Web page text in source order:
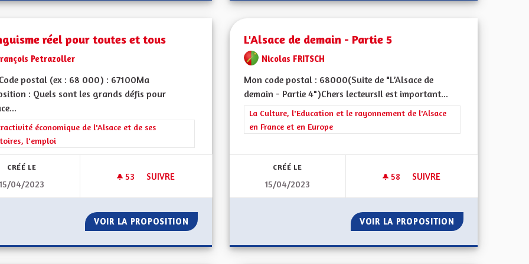
réel pour toutes et tous
Petrazoller
postal (ex : 68 000) : 67100Ma
: Quels sont les grands défis pour
les résultats de la catégorie : L'attractivité économique de l'Alsace et de ses territoires, l'emploi
économique de l'Alsace et de ses
l'emploi
CRÉÉ LE
04/2023
53 53 ABONNÉS
SUIVRE
BILINGUISME RÉEL POUR TOUTES ET TOUS
VOIR LA PROPOSITION BILINGUISME RÉEL POUR TOUTES ET TOUS
L'Alsace de demain - Partie 5
Nicolas FRITSCH
Mon code postal : 68000(Suite de "L’Alsace de
demain - Partie 4")Chers lecteursIl est important...
Filtrer les résultats de la catégorie : La Culture, l'Education et le
La Culture, l'Education et le rayonnement de l'Alsace
en France et en Europe
CRÉÉ LE
15/04/2023
58 58 ABONNÉS
SUIVRE
VOIR LA PROPOSITION L'ALSACE DE